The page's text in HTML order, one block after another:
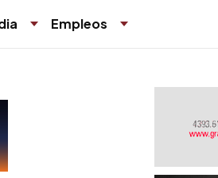
Empleos